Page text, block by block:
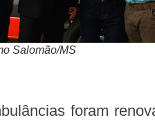
Salomão/MS